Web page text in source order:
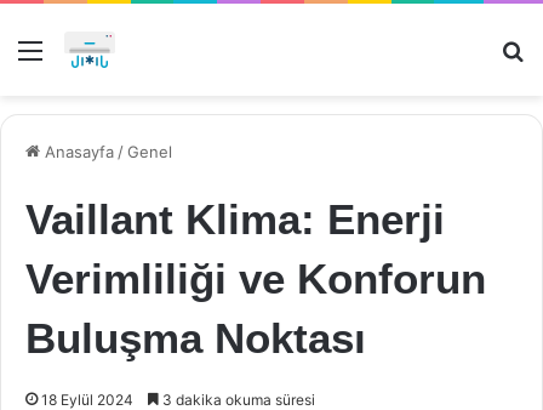
Menü
Anasayfa /Genel
Vaillant Klima: Enerji
Verimliliği ve Konforun
Buluşma Noktası
18 Eylül 2024 3 dakika okuma süresi